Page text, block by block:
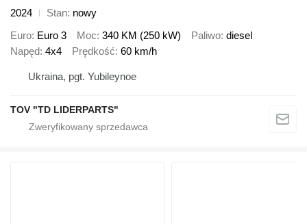
2024
Stan nowy
Euro Euro 3 Moc 340 KM (250 kW) Paliwo diesel
Napęd 4x4 Prędkość 60 km/h
Ukraina, pgt. Yubileynoe
TOV "TD LIDERPARTS"